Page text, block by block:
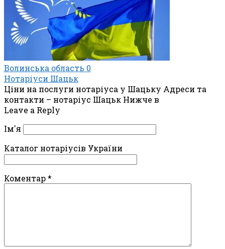
Волинська область 0
Нотаріуси Шацьк
Ціни на послуги нотаріуса у Шацьку Адреси та
контакти – нотаріус Шацьк Нижче в
Leave a Reply
Ім'я
Каталог нотаріусів України
Коментар*